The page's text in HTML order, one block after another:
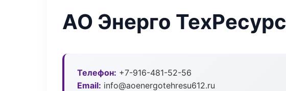
АО Энерго ТехРесурс
Телефон: +7-916-481-52-56
Email: info@aoenergotehresu612.ru